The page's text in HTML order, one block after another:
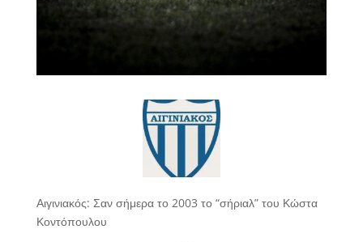
Αιγινιακός: Σαν σήμερα το 2003 το “σήριαλ” του Κώστα
Κοντόπουλου